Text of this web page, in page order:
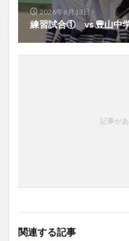
2026年6月13日
練習試合① vs 豊山中
記事が
関連する記事